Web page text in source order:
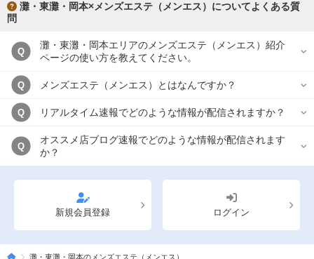
灘・東灘・岡本×メンズエステ（メンエス）についてよくある質
問
Q
灘・東灘・岡本エリアのメンズエステ（メンエス）紹介
ページの使い方を教えてください。
Q メンズエステ（メンエス）とはなんですか？
Q リアルタイム速報でどのような情報が配信されますか？
Q
オススメ店ブログ速報でどのような情報が配信されます
か？
新規会員登録 ログイン
灘・東灘・岡本のメンズエステ（メンエス）